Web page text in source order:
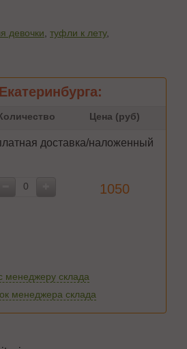
девочки туфли к лету,
Цена (руб)
доставка/наложенный
1050
менеджеру склада
менеджера склада